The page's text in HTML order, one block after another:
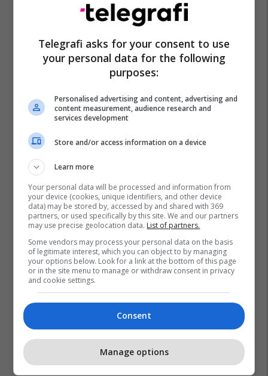
Telegrafi asks for your consent to use
your personal data for the following
purposes:
Personalised advertising and content, advertising and
content measurement, audience research and
services development
Store and/or access information on a device
Learn more
Your personal data will be processed and information from
your device (cookies, unique identifiers, and other device
data) may be stored by, accessed by and shared with 369
partners, or used specifically by this site. We and our partners
may use precise geolocation data. List of partners.
Some vendors may process your personal data on the basis
of legitimate interest, which you can object to by managing
your options below. Look for a link at the bottom of this page
or in the site menu to manage or withdraw consent in privacy
and cookie settings.
Consent
Manage options